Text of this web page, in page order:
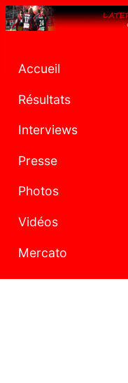
Accueil
Résultats
Interviews
Presse
Photos
Vidéos
Mercato